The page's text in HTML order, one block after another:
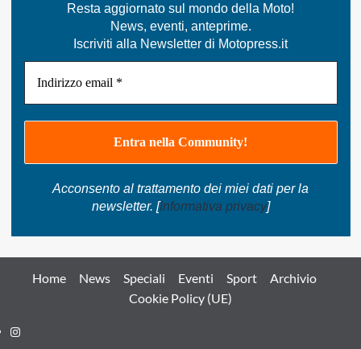
Resta aggiornato sul mondo della Moto!
News, eventi, anteprime.
Iscriviti alla Newsletter di Motopress.it
Acconsento al trattamento dei miei dati per la
newsletter. [Informativa privacy]
Home News Speciali Eventi Sport
Archivio
Cookie Policy (UE)
Instagram